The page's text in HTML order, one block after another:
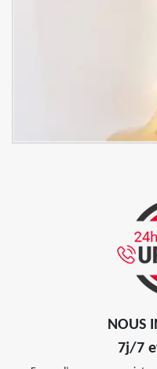
NOUS
7j/7